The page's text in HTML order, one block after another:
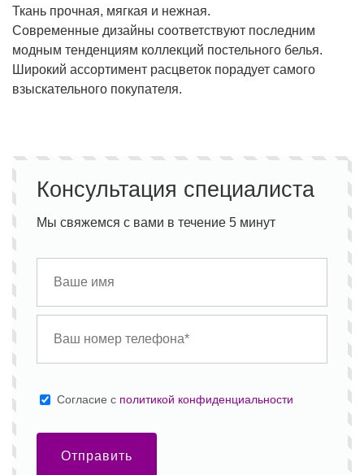
Ткань прочная, мягкая и нежная.
Современные дизайны соответствуют последним
модным тенденциям коллекций постельного белья.
Широкий ассортимент расцветок порадует самого
взыскательного покупателя.
Консультация специалиста
Мы свяжемся с вами в течение 5 минут
Cогласие с политикой конфиденциальности
Отправить